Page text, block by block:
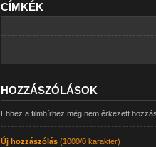
CÍMKÉK
-
HOZZÁSZÓLÁSOK
Ehhez a filmhírhez még nem érkezett
Új hozzászólás(1000/0 karakter)